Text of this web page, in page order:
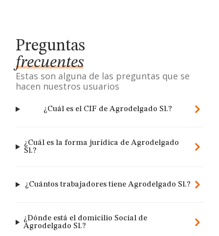
Preguntas
frecuentes
Estas son alguna de las preguntas que se
hacen nuestros usuarios
¿Cuál es el CIF de Agrodelgado Sl.?
¿Cuál es la forma jurídica de Agrodelgado
Sl.?
¿Cuántos trabajadores tiene Agrodelgado Sl.?
¿Dónde está el domicilio Social de
Agrodelgado Sl.?